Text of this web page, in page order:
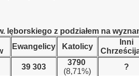
lęborskiego z podziałem na
Ewangelicy Katolicy
Inni
39 303
3790
(8,71%)
?